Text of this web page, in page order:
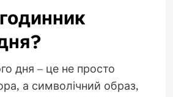
дня – це не просто
а символічний образ,